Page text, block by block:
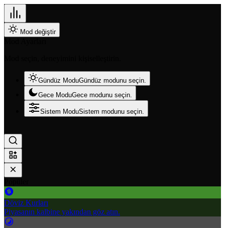
Mod değiştir
Gündüz ModuGündüz modunu seçin.
Gece ModuGece modunu seçin.
Sistem ModuSistem modunu seçin.
Döviz Kurları
Piyasanın kalbine yakından göz atın.